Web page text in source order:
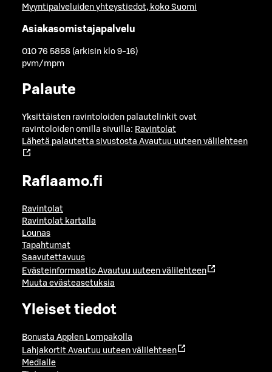
Myyntipalveluiden yhteystiedot, koko Suomi
Asiakasomistajapalvelu
010 76 5858 (arkisin klo 9-16)
pvm/mpm
Palaute
Yksittäisten ravintoloiden palautelinkit ovat
ravintoloiden omilla sivuilla: Ravintolat
Lähetä palautetta sivustosta Avautuu uuteen välilehteen
Raflaamo.fi
Ravintolat
Ravintolat kartalla
Lounas
Tapahtumat
Saavutettavuus
Evästeinformaatio Avautuu uuteen välilehteen
Muuta evästeasetuksia
Yleiset tiedot
Bonusta Applen Lompakolla
Lahjakortit Avautuu uuteen välilehteen
Medialle